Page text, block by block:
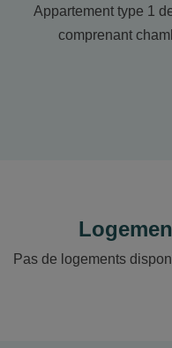
Appartement type 1
comprenant
Pas de logements